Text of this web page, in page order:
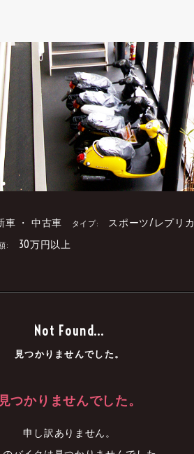
車 ・ 中古車 タイプ: スポーツ/レプリカ
: 30万円以上
Not Found...
見つかりませんでした。
見つかりませんでした。
申し訳ありません。
中古車